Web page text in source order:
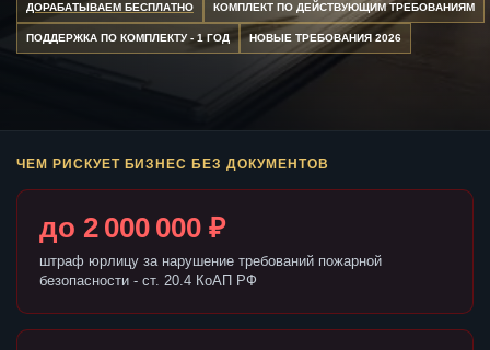
ДОРАБАТЫВАЕМ БЕСПЛАТНО КОМПЛЕКТ ПО ДЕЙСТВУЮЩИМ ТРЕБОВАНИЯМ
ПОДДЕРЖКА ПО КОМПЛЕКТУ - 1 ГОД НОВЫЕ ТРЕБОВАНИЯ 2026
ЧЕМ РИСКУЕТ БИЗНЕС БЕЗ ДОКУМЕНТОВ
до 2 000 000 ₽
штраф юрлицу за нарушение требований пожарной
безопасности - ст. 20.4 КоАП РФ